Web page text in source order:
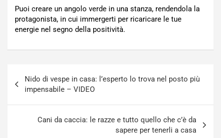
Puoi creare un angolo verde in una stanza, rendendola la
protagonista, in cui immergerti per ricaricare le tue
energie nel segno della positività.
articoli
Nido di vespe in casa: l’esperto lo trova nel posto più
impensabile – VIDEO
Cani da caccia: le razze e tutto quello che c’è da
sapere per tenerli a casa